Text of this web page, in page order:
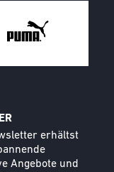
erhältst
Angebote und